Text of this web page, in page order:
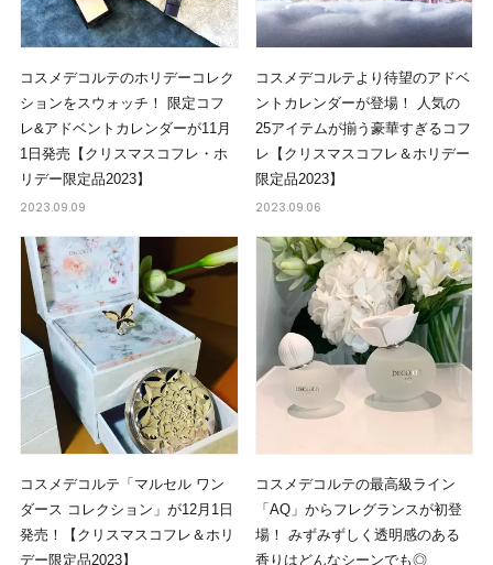
コスメデコルテのホリデーコレク
ションをスウォッチ！ 限定コフ
レ&アドベントカレンダーが11月
1日発売【クリスマスコフレ・ホ
リデー限定品2023】
2023.09.09
コスメデコルテより待望のアドベ
ントカレンダーが登場！ 人気の
25アイテムが揃う豪華すぎるコフ
レ【クリスマスコフレ＆ホリデー
限定品2023】
2023.09.06
コスメデコルテ「マルセル ワン
ダース コレクション」が12月1日
発売！【クリスマスコフレ＆ホリ
デー限定品2023】
コスメデコルテの最高級ライン
「AQ」からフレグランスが初登
場！ みずみずしく透明感のある
香りはどんなシーンでも◎